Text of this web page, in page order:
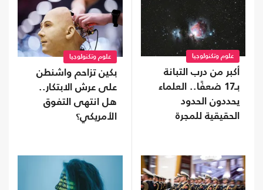
علوم وتكنولوجيا
أكبر من درب التبانة
بـ17 ضعفًا.. العلماء
يحددون الحدود
الحقيقية للمجرة
علوم وتكنولوجيا
بكين تزاحم واشنطن
على عرش الابتكار..
هل انتهى التفوق
الأمريكي؟